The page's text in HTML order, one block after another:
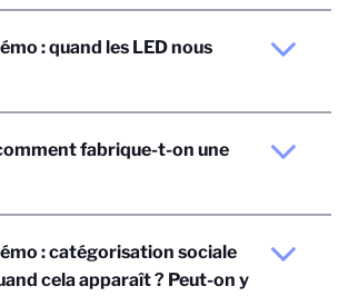
: quand les LED nous
fabrique-t-on une
: catégorisation sociale
cela apparaît ? Peut-on y